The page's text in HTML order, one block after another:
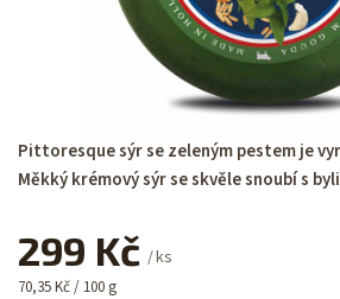
299 Kč / ks
70,35 Kč / 100 g
Pittoresque sýr se zeleným pestem je
Měkký krémový sýr se skvěle snoubí s